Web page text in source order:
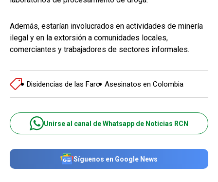
Además, estarían involucrados en actividades de minería
ilegal y en la extorsión a comunidades locales,
comerciantes y trabajadores de sectores informales.
Disidencias de las Farc Asesinatos en Colombia
Unirse al canal de Whatsapp de Noticias RCN
Síguenos en Google News